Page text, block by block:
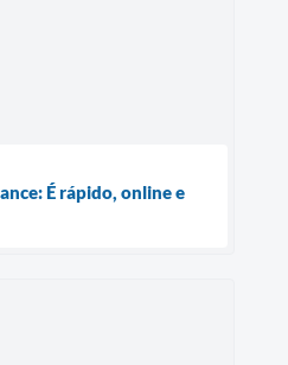
É rápido, online e